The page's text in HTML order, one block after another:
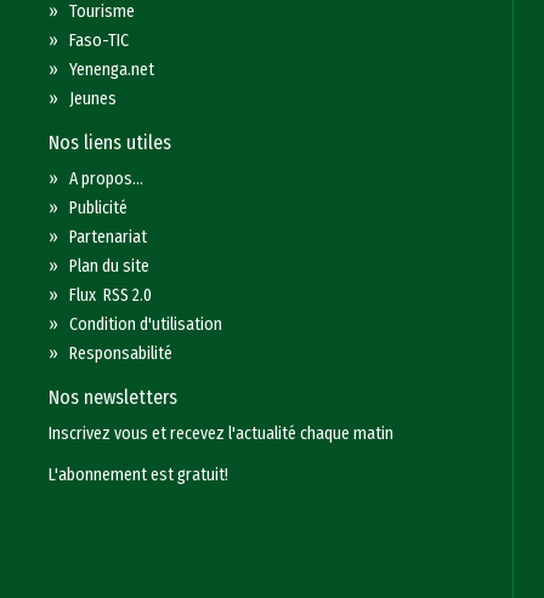
»Tourisme
»Faso-TIC
»Yenenga.net
» Jeunes
Nos liens utiles
»A propos...
»Publicité
»Partenariat
»Plan du site
»Flux RSS 2.0
»Condition d'utilisation
»Responsabilité
Nos newsletters
Inscrivez vous et recevez l'actualité chaque matin
L'abonnement est gratuit!